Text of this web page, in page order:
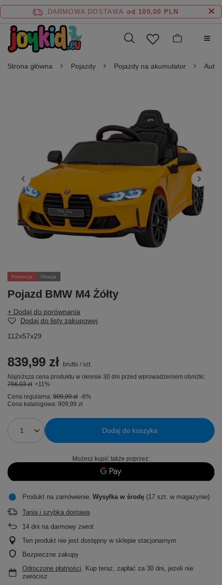
DARMOWA DOSTAWA od 100,00 PLN
Strona główna Pojazdy Pojazdy na akumulator Auta
Promocja Okazja
Pojazd BMW M4 Żółty
+ Dodaj do porównania
Dodaj do listy zakupowej
112x57x29
839,99 zł brutto / szt.
Najniższa cena produktu w okresie 30 dni przed wprowadzeniem obniżki:
756,03 zł +11%
Cena regularna: 909,99 zł -8%
Cena katalogowa: 909,99 zł
Dodaj do koszyka
Możesz kupić także poprzez:
Produkt na zamówienie Wysyłka w środę (17 szt. w magazynie)
Tania i szybka dostawa
14 dni na darmowy zwrot
Ten produkt nie jest dostępny w sklepie stacjonarnym
Bezpieczne zakupy
Odroczone płatności. Kup teraz, zapłać za 30 dni, jeżeli nie
zwrócisz